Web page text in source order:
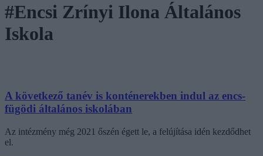
#Encsi Zrínyi Ilona Általános
Iskola
A következő tanév is konténerekben indul az encs-
fügödi általános iskolában
Az intézmény még 2021 őszén égett le, a felújítása idén kezdődhet
el.